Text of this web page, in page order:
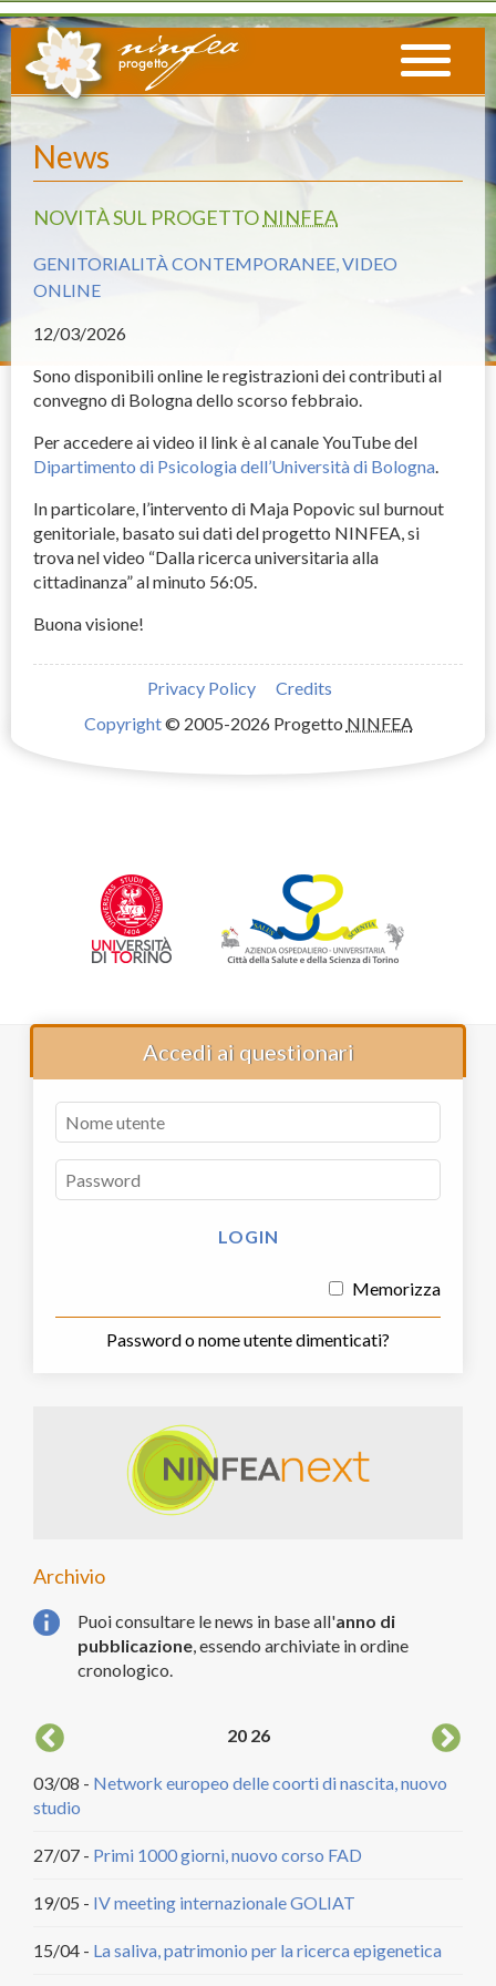
News
NOVITÀ SUL PROGETTO NINFEA
GENITORIALITÀ CONTEMPORANEE, VIDEO
ONLINE
12/03/2026
Sono disponibili online le registrazioni dei contributi al
convegno di Bologna dello scorso febbraio.
Per accedere ai video il link è al canale YouTube del
Dipartimento di Psicologia dell’Università di Bologna
In particolare, l’intervento di Maja Popovic sul burnout
genitoriale, basato sui dati del progetto NINFEA , si
trova nel video “Dalla ricerca universitaria alla
cittadinanza” al minuto 56:05.
Buona visione!
Privacy Policy
Credits
Copyright© 2005-2026 Progetto NINFEA
Accedi ai questionari
Memorizza
Password o nome utente dimenticati?
Archivio
Puoi consultare le news in base all'anno di
pubblicazione , essendo archiviate in ordine
cronologico.
20 26
03/08 - Network europeo delle coorti di nascita, nuovo
studio
27/07 - Primi 1000 giorni, nuovo corso FAD
19/05 - IV meeting internazionale GOLIAT
15/04 - La saliva, patrimonio per la ricerca epigenetica